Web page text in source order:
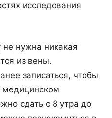
исследования
нужна никакая
из вены.
записаться, чтобы
медицинском
сдать с 8 утра до